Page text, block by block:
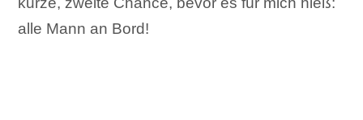
alle Mann an Bord!